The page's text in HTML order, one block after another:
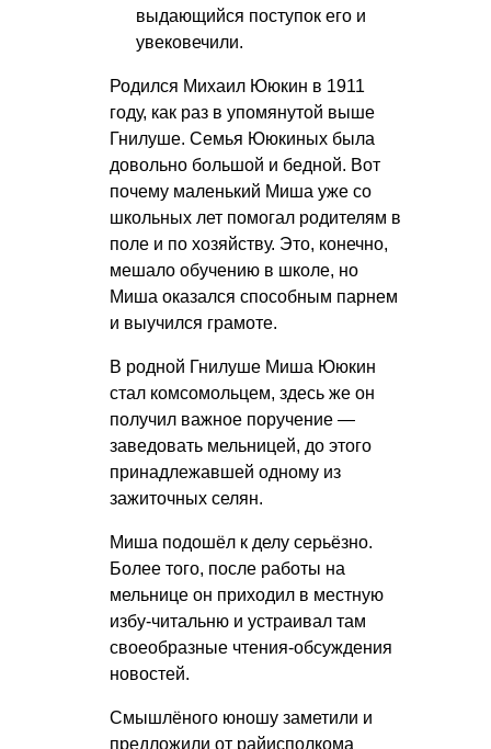
выдающийся поступок его и
увековечили.
Родился Михаил Ююкин в 1911
году, как раз в упомянутой выше
Гнилуше. Семья Ююкиных была
довольно большой и бедной. Вот
почему маленький Миша уже со
школьных лет помогал родителям в
поле и по хозяйству. Это, конечно,
мешало обучению в школе, но
Миша оказался способным парнем
и выучился грамоте.
В родной Гнилуше Миша Ююкин
стал комсомольцем, здесь же он
получил важное поручение —
заведовать мельницей, до этого
принадлежавшей одному из
зажиточных селян.
Миша подошёл к делу серьёзно.
Более того, после работы на
мельнице он приходил в местную
избу-читальню и устраивал там
своеобразные чтения-обсуждения
новостей.
Смышлёного юношу заметили и
предложили от райисполкома